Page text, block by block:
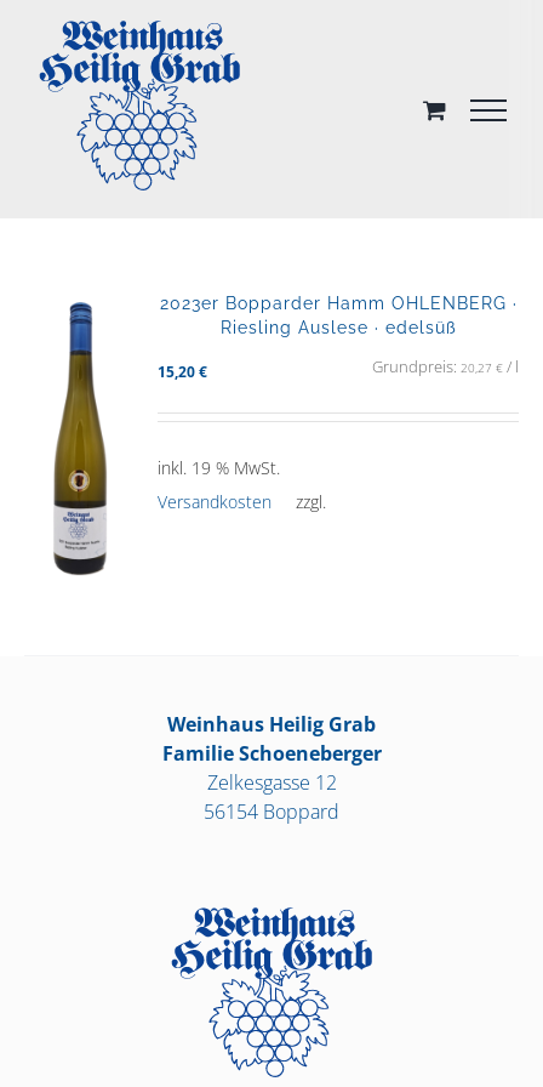
content
2023er Bopparder Hamm OHLENBERG ·
Riesling Auslese · edelsüß
15,20€ Grundpreis: 20,27 €/ l
inkl. 19 % MwSt.
zzgl.
Versandkosten
Weinhaus Heilig Grab
Familie Schoeneberger
Zelkesgasse 12
56154 Boppard